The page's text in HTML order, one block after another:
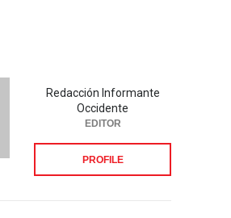
Redacción Informante
Occidente
EDITOR
PROFILE